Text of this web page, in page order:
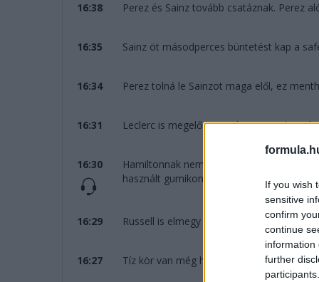
If you wish
sensitive
confirm
continue
information
further
16:38 Perez és Sainz tovább csatáznak. Perez
16:35 Sainz öt másodperces büntetést kap a
16:34 Perez tolná le Sainzot maga elől, ez
16:31 Leclerc is megelőzi Hamiltont, ezzel
16:30
Hamiltonnak nem tetszik, hogy "ki....-tak
használt gumikon.
16:29 Russell is elmegy Hamilton mellett,
16:27 Tíz kör van még hátra.